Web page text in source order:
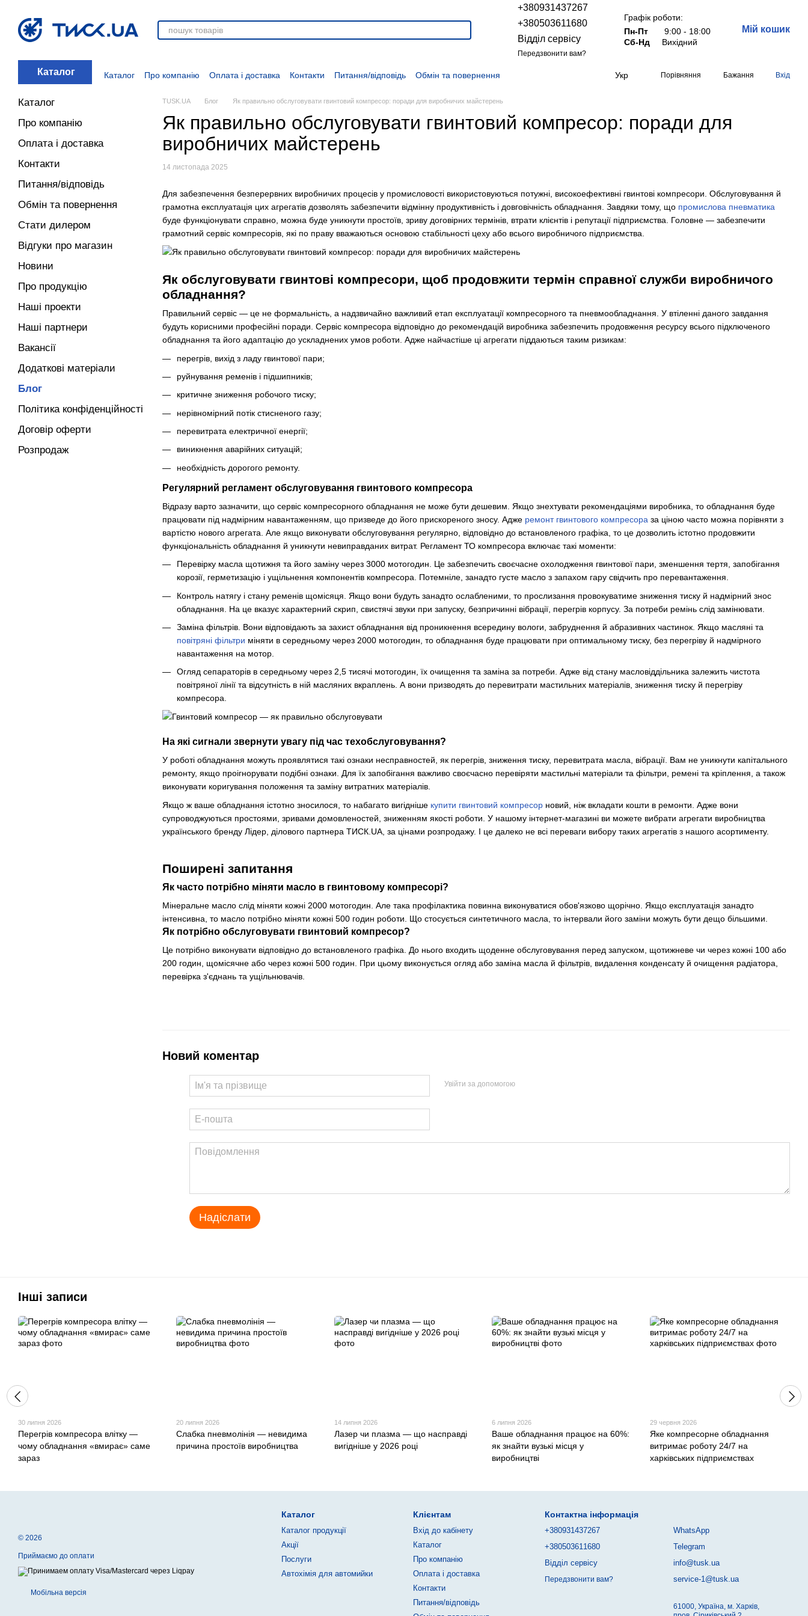
+380931437267
+380503611680
Відділ сервісу
Передзвонити вам?
Графік роботи:
Пн-Пт
9:00 - 18:00
Сб-Нд
Вихідний
Мій кошик
Каталог Каталог Про компанію Оплата і доставка Контакти Питання/відповідь
Обмін та повернення
Додаткові матеріали Блог Політика конфіденційності Договір оферти Розпродаж
Укр Порівняння Бажання Вхід
TUSK.UA Блог Як правильно обслуговувати гвинтовий компресор: поради для виробничих майстерень
Як правильно обслуговувати гвинтовий компресор: поради для
виробничих майстерень
14 листопада 2025
Для забезпечення безперервних виробничих процесів у промисловості використовуються потужні, високоефективні гвинтові компресори. Обслуговування й
грамотна експлуатація цих агрегатів дозволять забезпечити відмінну продуктивність і довговічність обладнання. Завдяки тому, що промислова пневматика
буде функціонувати справно, можна буде уникнути простоїв, зриву договірних термінів, втрати клієнтів і репутації підприємства. Головне — забезпечити
грамотний сервіс компресорів, які по праву вважаються основою стабільності цеху або всього виробничого підприємства.
Як обслуговувати гвинтові компресори, щоб продовжити термін справної служби виробничого
обладнання?
Правильний сервіс — це не формальність, а надзвичайно важливий етап експлуатації компресорного та пневмообладнання. У втіленні даного завдання
будуть корисними професійні поради. Сервіс компресора відповідно до рекомендацій виробника забезпечить продовження ресурсу всього підключеного
обладнання та його адаптацію до ускладнених умов роботи. Адже найчастіше ці агрегати піддаються таким ризикам:
перегрів, вихід з ладу гвинтової пари;
руйнування ременів і підшипників;
критичне зниження робочого тиску;
нерівномірний потік стисненого газу;
перевитрата електричної енергії;
виникнення аварійних ситуацій;
необхідність дорогого ремонту.
Регулярний регламент обслуговування гвинтового компресора
Відразу варто зазначити, що сервіс компресорного обладнання не може бути дешевим. Якщо знехтувати рекомендаціями виробника, то обладнання буде
працювати під надмірним навантаженням, що призведе до його прискореного зносу. Адже ремонт гвинтового компресора за ціною часто можна порівняти з
вартістю нового агрегата. Але якщо виконувати обслуговування регулярно, відповідно до встановленого графіка, то це дозволить істотно продовжити
функціональність обладнання й уникнути невиправданих витрат. Регламент ТО компресора включає такі моменти:
Перевірку масла щотижня та його заміну через 3000 мотогодин. Це забезпечить своєчасне охолодження гвинтової пари, зменшення тертя, запобігання
корозії, герметизацію і ущільнення компонентів компресора. Потемніле, занадто густе масло з запахом гару свідчить про перевантаження.
Контроль натягу і стану ременів щомісяця. Якщо вони будуть занадто ослабленими, то прослизання провокуватиме зниження тиску й надмірний знос
обладнання. На це вказує характерний скрип, свистячі звуки при запуску, безпричинні вібрації, перегрів корпусу. За потреби ремінь слід замінювати.
Заміна фільтрів. Вони відповідають за захист обладнання від проникнення всередину вологи, забруднення й абразивних частинок. Якщо масляні та
повітряні фільтри міняти в середньому через 2000 мотогодин, то обладнання буде працювати при оптимальному тиску, без перегріву й надмірного
навантаження на мотор.
Огляд сепараторів в середньому через 2,5 тисячі мотогодин, їх очищення та заміна за потреби. Адже від стану масловіддільника залежить чистота
повітряної лінії та відсутність в ній масляних вкраплень. А вони призводять до перевитрати мастильних матеріалів, зниження тиску й перегріву
компресора.
На які сигнали звернути увагу під час техобслуговування?
У роботі обладнання можуть проявлятися такі ознаки несправностей, як перегрів, зниження тиску, перевитрата масла, вібрації. Вам не уникнути капітального
ремонту, якщо проігнорувати подібні ознаки. Для їх запобігання важливо своєчасно перевіряти мастильні матеріали та фільтри, ремені та кріплення, а також
виконувати коригування положення та заміну витратних матеріалів.
Якщо ж ваше обладнання істотно зносилося, то набагато вигідніше купити гвинтовий компресор новий, ніж вкладати кошти в ремонти. Адже вони
супроводжуються простоями, зривами домовленостей, зниженням якості роботи. У нашому інтернет-магазині ви можете вибрати агрегати виробництва
українського бренду Лідер, ділового партнера ТИСК.UA, за цінами розпродажу. І це далеко не всі переваги вибору таких агрегатів з нашого асортименту.
Поширені запитання
Як часто потрібно міняти масло в гвинтовому компресорі?
Мінеральне масло слід міняти кожні 2000 мотогодин. Але така профілактика повинна виконуватися обов'язково щорічно. Якщо експлуатація занадто
інтенсивна, то масло потрібно міняти кожні 500 годин роботи. Що стосується синтетичного масла, то інтервали його заміни можуть бути дещо більшими.
Як потрібно обслуговувати гвинтовий компресор?
Це потрібно виконувати відповідно до встановленого графіка. До нього входить щоденне обслуговування перед запуском, щотижневе чи через кожні 100 або
200 годин, щомісячне або через кожні 500 годин. При цьому виконується огляд або заміна масла й фільтрів, видалення конденсату й очищення радіатора,
перевірка з'єднань та ущільнювачів.
Новий коментар
Увійти за допомогою
Надіслати
Каталог
Про компанію
Оплата і доставка
Контакти
Питання/відповідь
Обмін та повернення
Стати дилером
Відгуки про магазин
Новини
Про продукцію
Наші проекти
Наші партнери
Вакансії
Додаткові матеріали
Блог
Політика конфіденційності
Договір оферти
Розпродаж
Інші записи
30 липня 2026
Перегрів компресора влітку —
чому обладнання «вмирає» саме
зараз
20 липня 2026
Слабка пневмолінія — невидима
причина простоїв виробництва
14 липня 2026
Лазер чи плазма — що насправді
вигідніше у 2026 році
6 липня 2026
Ваше обладнання працює на 60%:
як знайти вузькі місця у
виробництві
29 червня 2026
Яке компресорне обладнання
витримає роботу 24/7 на
харківських підприємствах
© 2026
Приймаємо до оплати
Мобільна версія
Каталог
Каталог продукції
Акції
Послуги
Автохімія для автомийки
Клієнтам
Вхід до кабінету
Каталог
Про компанію
Оплата і доставка
Контакти
Питання/відповідь
Контактна інформація
+380931437267
+380503611680
Відділ сервісу
Передзвонити вам?
WhatsApp
Telegram
info@tusk.ua
service-1@tusk.ua
61000, Україна, м. Харків,